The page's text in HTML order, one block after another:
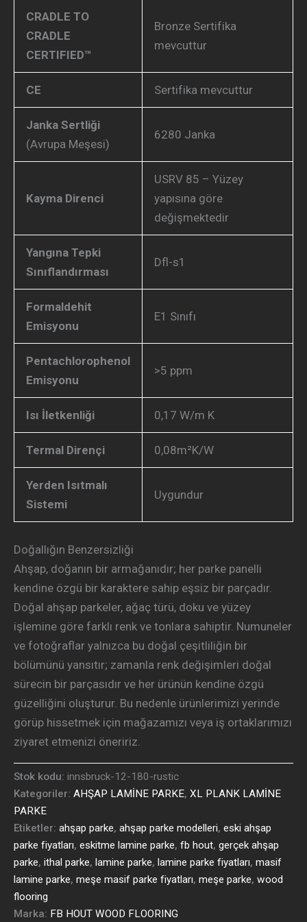
CRADLE TO
CRADLE
CERTIFIED™
Bronze Sertifika
mevcuttur
CE Sertifika mevcuttur
Janka Sertliği
(Avrupa Meşesi)
6280 Janka
Kayma Direnci
USRV 85 – Yüzey
yapısına göre
değişmektedir
Yangına Tepki
Sınıflandırması
Dfl-s1
Formaldehit
Emisyonu
E1 Sınıfı
Pentachlorophenol
Emisyonu
>5 ppm
Isı İletkenliği 0,17 W/m K
Termal Dirençi 0,08m²K/W
Yerden Isıtmalı
Sistemi
Uygundur
Doğallığın Benzersizliği
Ahşap, doğanın bir armağanıdır; her parke panelli
kendine özgü bir karaktere sahip eşsiz bir parçadır.
Doğal ahşap parkeler, ağaç türü, doku ve yüzey
işlemine göre farklı renk ve tonlara sahiptir. Numuneler
ve fotoğraflar yalnızca bu doğal çeşitliliğin bir
bölümünü yansıtır; zamanla renk değişimleri doğal
sürecin bir parçasıdır ve her ürünün kendine özgü
güzelliğini oluşturur. Bu nedenle ürünlerimizi yerinde
görüp hissetmek için mağazamızı veya iş ortaklarımızı
ziyaret etmenizi öneririz.
Stok kodu: innsbruck-12-180-rustic
Kategoriler: AHŞAP LAMİNE PARKE, XL PLANK LAMİNE
PARKE
Etiketler: ahşap parke, ahşap parke modelleri, eski ahşap
parke fiyatları, eskitme lamine parke, fb hout, gerçek ahşap
parke, ithal parke, lamine parke, lamine parke fiyatları, masif
lamine parke, meşe masif parke fiyatları, meşe parke, wood
flooring
Marka: FB HOUT WOOD FLOORING